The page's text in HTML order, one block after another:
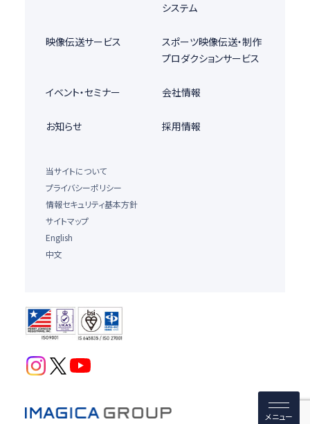
システム
映像伝送サービス
スポーツ映像伝送・制作
プロダクションサービス
イベント・セミナー 会社情報
お知らせ 採用情報
当サイトについて
プライバシーポリシー
情報セキュリティ基本方針
サイトマップ
English
中文